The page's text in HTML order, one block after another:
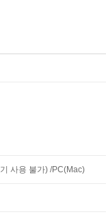
사용 불가) /PC(Mac)